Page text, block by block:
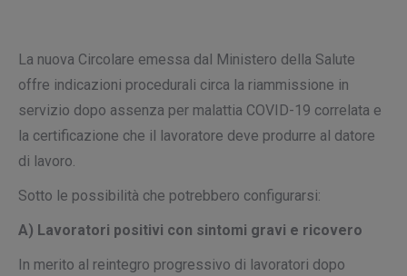
La nuova Circolare emessa dal Ministero della Salute
offre indicazioni procedurali circa la riammissione in
servizio dopo assenza per malattia COVID-19 correlata e
la certificazione che il lavoratore deve produrre al datore
di lavoro.
Sotto le possibilità che potrebbero configurarsi:
A) Lavoratori positivi con sintomi gravi e ricovero
In merito al reintegro progressivo di lavoratori dopo